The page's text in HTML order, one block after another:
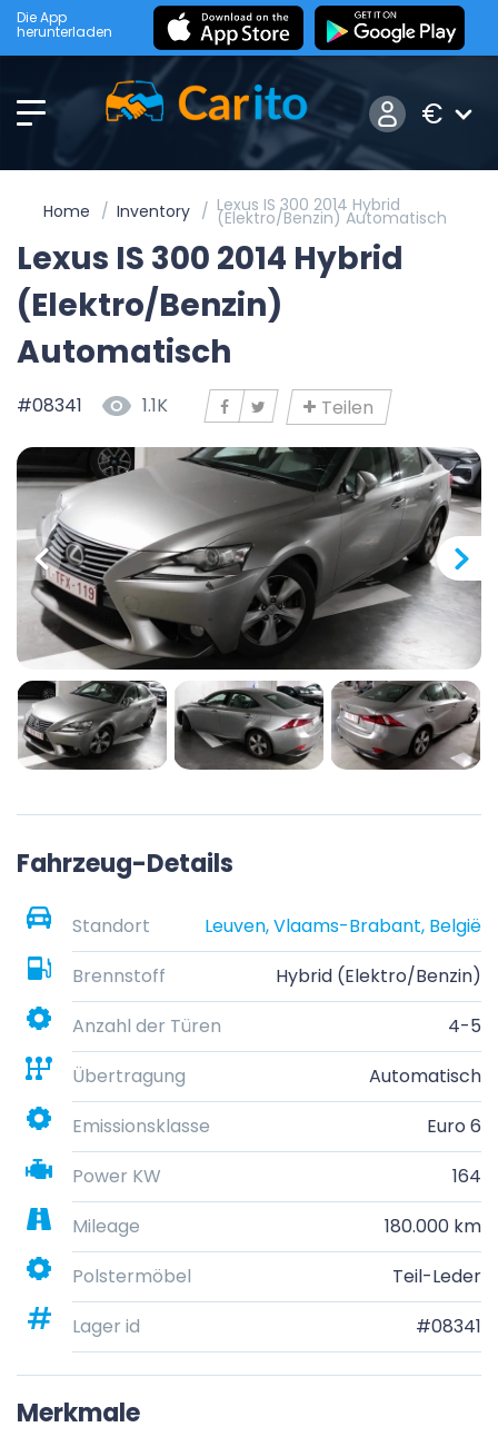
Die App
herunterladen
€
Home Inventory Lexus IS 300 2014 Hybrid
(Elektro/Benzin) Automatisch
Lexus IS 300 2014 Hybrid
(Elektro/Benzin)
Automatisch
#08341 1.1K Teilen
Fahrzeug-Details
Standort
Leuven, Vlaams-Brabant, België
Brennstoff
Hybrid (Elektro/Benzin)
Anzahl der Türen
4-5
Übertragung
Automatisch
Emissionsklasse
Euro 6
Power KW
164
Mileage
180.000 km
Polstermöbel
Teil-Leder
Lager id
#08341
Merkmale